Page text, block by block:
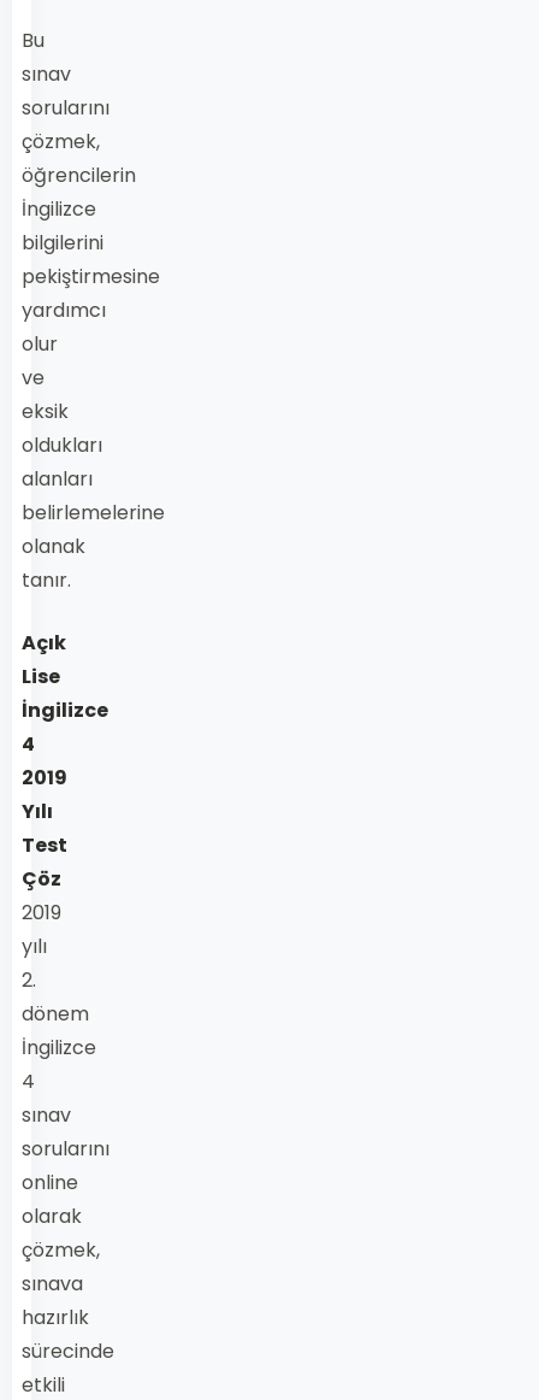
Bu
sınav
sorularını
çözmek,
öğrencilerin
İngilizce
bilgilerini
pekiştirmesine
yardımcı
olur
ve
eksik
oldukları
alanları
belirlemelerine
olanak
tanır.
Açık
Lise
İngilizce
4
2019
Yılı
Test
Çöz
2019
yılı
2.
dönem
İngilizce
4
sınav
sorularını
online
olarak
çözmek,
sınava
hazırlık
sürecinde
etkili